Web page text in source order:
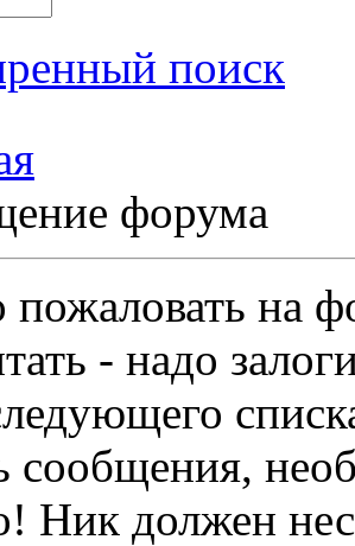
поиск
форума
на
- надо
сообщения,
Ник должен